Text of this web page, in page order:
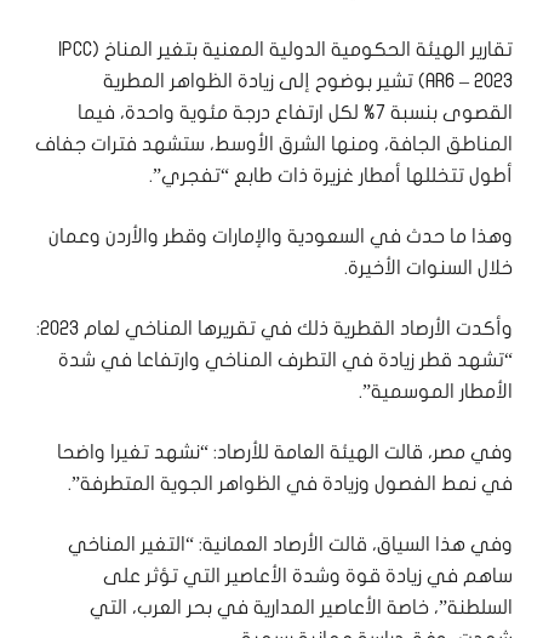
تقارير الهيئة الحكومية الدولية المعنية بتغير المناخ (IPCC
AR6 – 2023) تشير بوضوح إلى زيادة الظواهر المطرية
القصوى بنسبة 7% لكل ارتفاع درجة مئوية واحدة، فيما
المناطق الجافة، ومنها الشرق الأوسط، ستشهد فترات جفاف
أطول تتخللها أمطار غزيرة ذات طابع “تفجري”.
وهذا ما حدث في السعودية والإمارات وقطر والأردن وعمان
خلال السنوات الأخيرة.
وأكدت الأرصاد القطرية ذلك في تقريرها المناخي لعام 2023:
“تشهد قطر زيادة في التطرف المناخي وارتفاعا في شدة
الأمطار الموسمية”.
وفي مصر، قالت الهيئة العامة للأرصاد: “نشهد تغيرا واضحا
في نمط الفصول وزيادة في الظواهر الجوية المتطرفة”.
وفي هذا السياق، قالت الأرصاد العمانية: “التغير المناخي
ساهم في زيادة قوة وشدة الأعاصير التي تؤثر على
السلطنة”، خاصة الأعاصير المدارية في بحر العرب، التي